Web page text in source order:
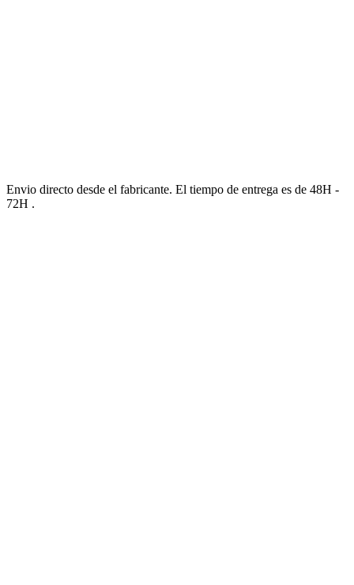
Envio directo desde el fabricante. El tiempo de entrega es de 48H -
72H .